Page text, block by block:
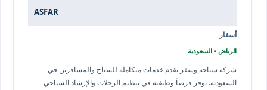
ASFAR
أسفار
الرياض - السعودية
شركة سياحة وسفر تقدم خدمات متكاملة للسياح والمسافرين في
السعودية. توفر فرصاً وظيفية في تنظيم الرحلات والإرشاد السياحي